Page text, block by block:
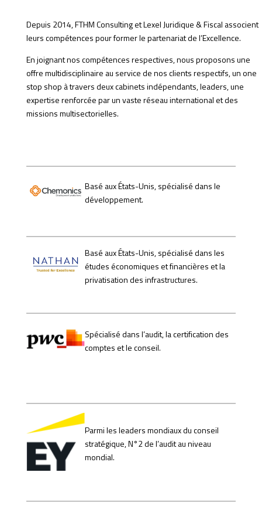
Depuis 2014, FTHM Consulting et Lexel Juridique & Fiscal associent
leurs compétences pour former le partenariat de l’Excellence.
En joignant nos compétences respectives, nous proposons une
offre multidisciplinaire au service de nos clients respectifs, un one
stop shop à travers deux cabinets indépendants, leaders, une
expertise renforcée par un vaste réseau international et des
missions multisectorielles.
Basé aux États-Unis, spécialisé dans le
développement.
Basé aux États-Unis, spécialisé dans les
études économiques et financières et la
privatisation des infrastructures.
Spécialisé dans l’audit, la certification des
comptes et le conseil.
Parmi les leaders mondiaux du conseil
stratégique, N°2 de l’audit au niveau
mondial.